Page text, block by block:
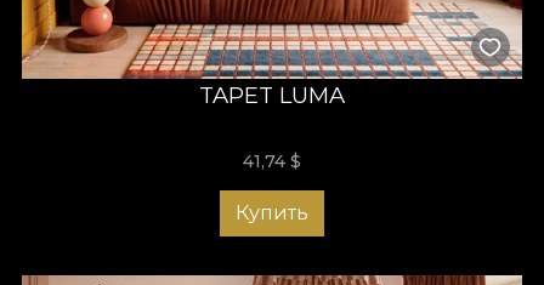
TAPET LUMA
41,74 $
Купить